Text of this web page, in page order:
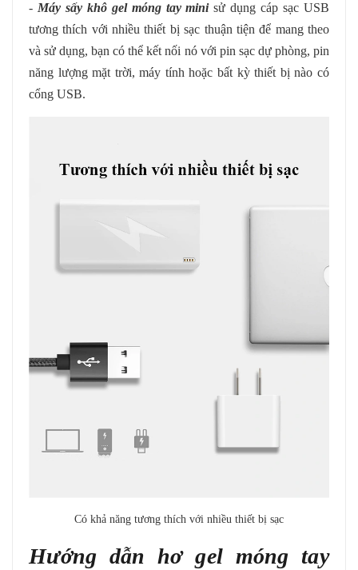
- Máy sấy khô gel móng tay minisử dụng cáp sạc USB
tương thích với nhiều thiết bị sạc thuận tiện để mang theo
và sử dụng, bạn có thể kết nối nó với pin sạc dự phòng, pin
năng lượng mặt trời, máy tính hoặc bất kỳ thiết bị nào có
cổng USB.
Có khả năng tương thích với nhiều thiết bị sạc
Hướng dẫn hơ gel móng tay